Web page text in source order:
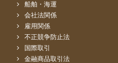
船舶・海運
会社法関係
雇用関係
不正競争防止法
国際取引
金融商品取引法